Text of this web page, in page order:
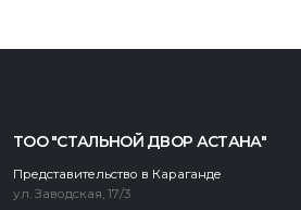
ТОО "СТАЛЬНОЙ ДВОР АСТАНА"
Представительство в Караганде
ул. Заводская, 17/3